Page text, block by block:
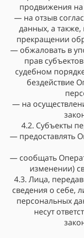
продвижения на
— на отзыв
данных, а
прекращении
— обжаловать в
прав
судебном
бездействие
— на
4.2. Субъекты
— предоставлять
— сообщать
изменении)
4.3. Лица,
сведения о себе,
персональных
несут